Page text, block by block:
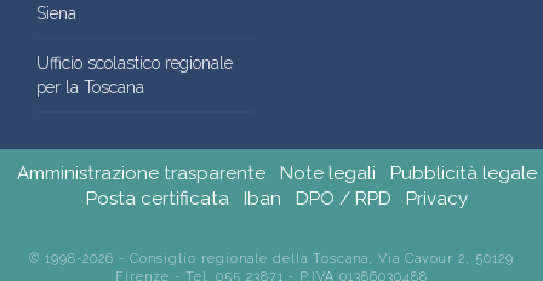
Siena
Ufficio scolastico regionale
per la Toscana
Amministrazione trasparente Note legali
Pubblicità legale
Posta certificata
Iban DPO / RPD Privacy
© 1998-2026 - Consiglio regionale della Toscana, Via Cavour 2, 50129
Firenze - Tel. 055 23871 - P.IVA 01386030488